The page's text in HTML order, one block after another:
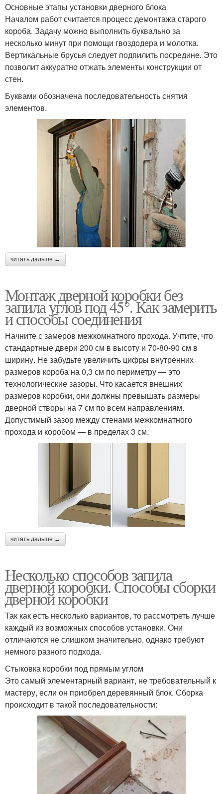
Основные этапы установки дверного блока
Началом работ считается процесс демонтажа старого
короба. Задачу можно выполнить буквально за
несколько минут при помощи гвоздодера и молотка.
Вертикальные брусья следует подпилить посредине. Это
позволит аккуратно отжать элементы конструкции от
стен.
Буквами обозначена последовательность снятия
элементов.
читать дальше →
Монтаж дверной коробки без
запила углов под 45°. Как замерить
и способы соединения
Начните с замеров межкомнатного прохода. Учтите, что
стандартные двери 200 см в высоту и 70-80-90 см в
ширину. Не забудьте увеличить цифры внутренних
размеров короба на 0,3 см по периметру — это
технологические зазоры. Что касается внешних
размеров коробки, они должны превышать размеры
дверной створы на 7 см по всем направлениям.
Допустимый зазор между стенами межкомнатного
прохода и коробом — в пределах 3 см.
читать дальше →
Несколько способов запила
дверной коробки. Способы сборки
дверной коробки
Так как есть несколько вариантов, то рассмотреть лучше
каждый из возможных способов установки. Они
отличаются не слишком значительно, однако требуют
немного разного подхода.
Стыковка коробки под прямым углом
Это самый элементарный вариант, не требовательный к
мастеру, если он приобрел деревянный блок. Сборка
происходит в такой последовательности: